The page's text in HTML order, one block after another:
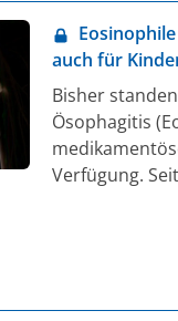
auch für
Bisher
Ösophagitis
Verfügung.
Kinder mit